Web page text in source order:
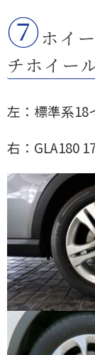
⑦ホイ
チホイー
左：標準系
右：GLA180